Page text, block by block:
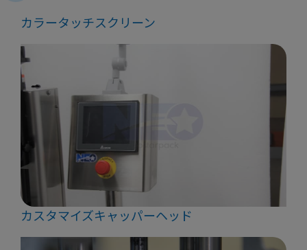
カスタマイズキャッパーヘッド
カラータッチスクリーン